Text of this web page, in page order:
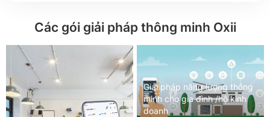
Các gói giải pháp thông minh Oxii
Giải pháp năng lượng thông
minh cho gia đình /hộ kinh
doanh